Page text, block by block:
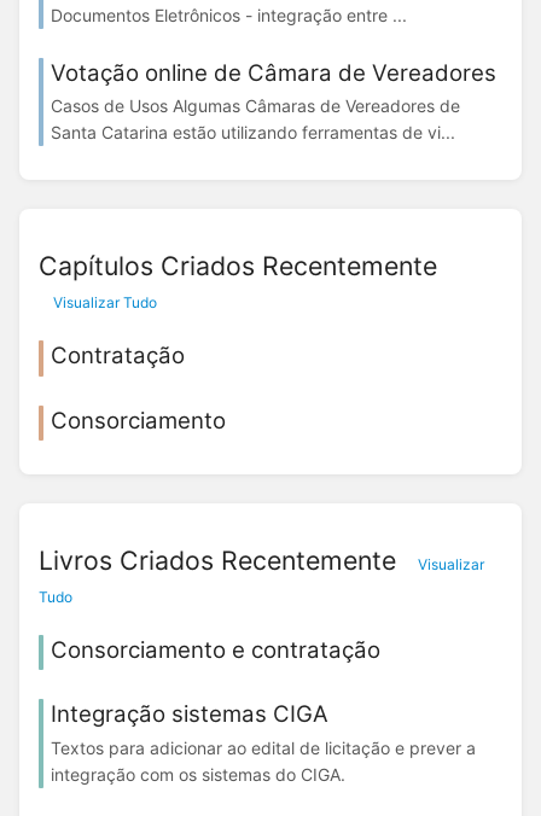
Documentos Eletrônicos - integração entre ...
Votação online de Câmara de Vereadores
Casos de Usos Algumas Câmaras de Vereadores de
Santa Catarina estão utilizando ferramentas de vi...
Capítulos Criados Recentemente
Visualizar Tudo
Contratação
Consorciamento
Livros Criados Recentemente
Visualizar
Tudo
Consorciamento e contratação
Integração sistemas CIGA
Textos para adicionar ao edital de licitação e prever a
integração com os sistemas do CIGA.